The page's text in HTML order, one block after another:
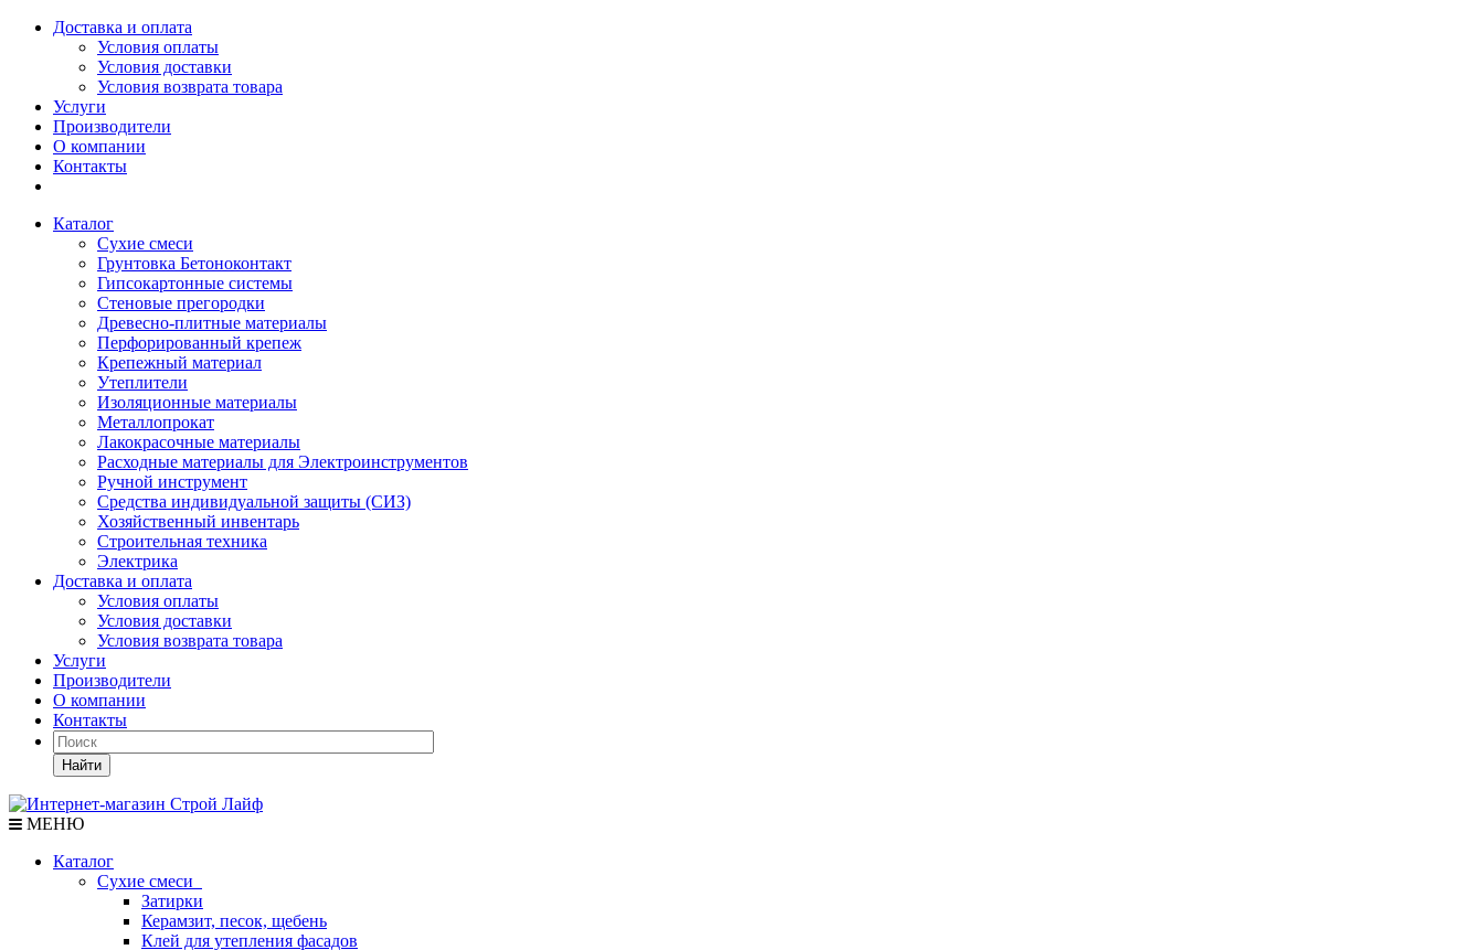
Доставка и оплата
Условия оплаты
Условия доставки
Условия возврата товара
Услуги
Производители
О компании
Контакты
Каталог
Сухие смеси
Грунтовка Бетоноконтакт
Гипсокартонные системы
Стеновые прегородки
Древесно-плитные материалы
Перфорированный крепеж
Крепежный материал
Утеплители
Изоляционные материалы
Металлопрокат
Лакокрасочные материалы
Расходные материалы для Электроинструментов
Ручной инструмент
Средства индивидуальной защиты (СИЗ)
Хозяйственный инвентарь
Строительная техника
Электрика
Доставка и оплата
Условия оплаты
Условия доставки
Условия возврата товара
Услуги
Производители
О компании
Контакты
Найти
МЕНЮ
Каталог
Сухие смеси
Затирки
Керамзит, песок, щебень
Клей для утепления фасадов